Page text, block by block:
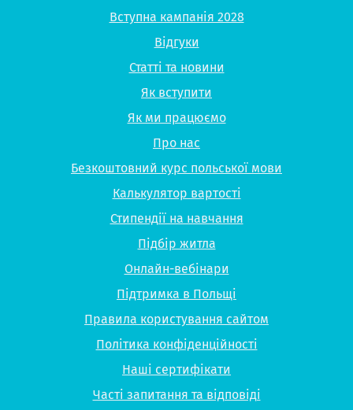
Вступна кампанія 2028
Відгуки
Статті та новини
Як вступити
Як ми працюємо
Про нас
Безкоштовний курс польської мови
Калькулятор вартості
Стипендії на навчання
Підбір житла
Онлайн-вебінари
Підтримка в Польщі
Правила користування сайтом
Політика конфіденційності
Наші сертифікати
Часті запитання та відповіді